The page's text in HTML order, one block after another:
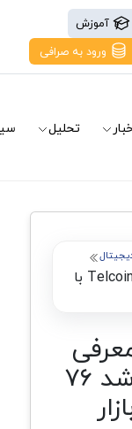
آموزش
ورود به صرافی
تحلیل
ارزهای برتر هفته معرفی شدند - Telcoin با
شدند - Telcoin با رشد ۷۶